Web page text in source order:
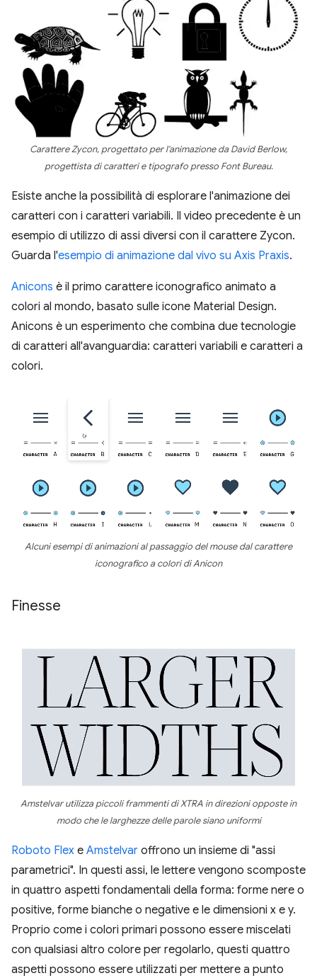
Carattere Zycon, progettato per l'animazione da David Berlow,
progettista di caratteri e tipografo presso Font Bureau.
Esiste anche la possibilità di esplorare l'animazione dei
caratteri con i caratteri variabili. Il video precedente è un
esempio di utilizzo di assi diversi con il carattere Zycon.
Guarda l'esempio di animazione dal vivo su Axis Praxis.
Anicons è il primo carattere iconografico animato a
colori al mondo, basato sulle icone Material Design.
Anicons è un esperimento che combina due tecnologie
di caratteri all'avanguardia: caratteri variabili e caratteri a
colori.
Alcuni esempi di animazioni al passaggio del mouse dal carattere
iconografico a colori di Anicon
Finesse
Amstelvar utilizza piccoli frammenti di XTRA in direzioni opposte in
modo che le larghezze delle parole siano uniformi
Roboto Flex e Amstelvar offrono un insieme di "assi
parametrici". In questi assi, le lettere vengono scomposte
in quattro aspetti fondamentali della forma: forme nere o
positive, forme bianche o negative e le dimensioni x e y.
Proprio come i colori primari possono essere miscelati
con qualsiasi altro colore per regolarlo, questi quattro
aspetti possono essere utilizzati per mettere a punto